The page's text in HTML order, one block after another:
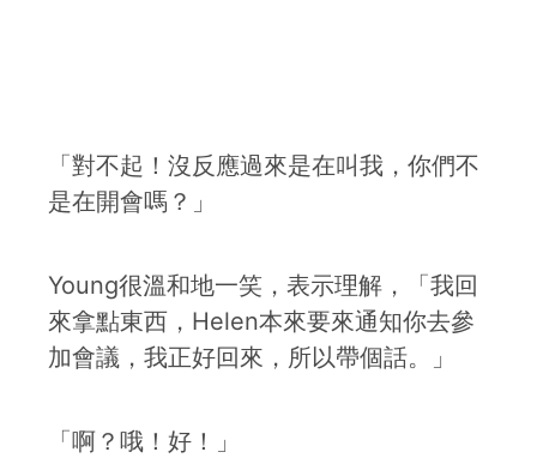
「對不起！沒反應過來是在叫我，你們不
是在開會嗎？」
Young很溫和地一笑，表示理解，「我回
來拿點東西，Helen本來要來通知你去參
加會議，我正好回來，所以帶個話。」
「啊？哦！好！」